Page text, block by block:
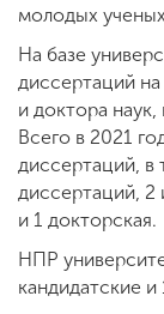
молодых
На базе
диссертаций
и доктора
Всего в 2021
диссертаций, в
диссертаций, 2
и 1 докторская.
НПР
кандидатские